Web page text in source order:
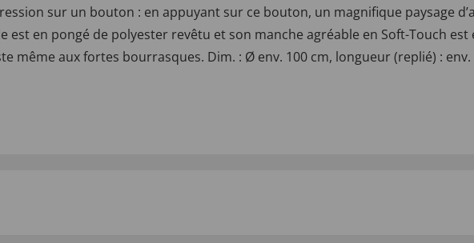
sur un bouton : en appuyant sur ce bouton, un magnifique paysage
est en pongé de polyester revêtu et son manche agréable en Soft-Touch est
même aux fortes bourrasques. Dim. : Ø env. 100 cm, longueur (replié) :